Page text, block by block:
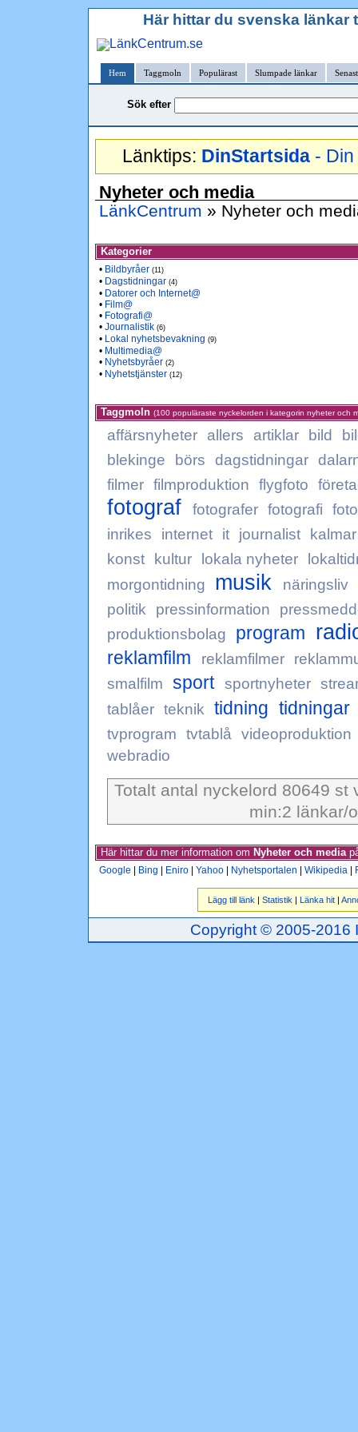
Här hittar du svenska länkar
Hem Taggmoln Populärast Slumpade länkar
Sök efter
Länktips: DinStartsida -
Nyheter och media
LänkCentrum » Nyheter och
Kategorier
• Bildbyråer (11)
• Dagstidningar (4)
• Datorer och Internet@
• Film@
• Fotografi@
• Journalistik (6)
• Lokal nyhetsbevakning (9)
• Multimedia@
• Nyhetsbyråer (2)
• Nyhetstjänster (12)
Taggmoln (100 populäraste nyckelorden i kategorin nyheter och
affärsnyheter allers artiklar bild
blekinge
börs dagstidningar
filmer filmproduktion flygfoto
fotograf fotografer fotografi
inrikes
internet it journalist
kalmar
konst
kultur lokala nyheter
morgontidning
musik näringsliv
politik
pressinformation
produktionsbolag
program
reklamfilm reklamfilmer
smalfilm
sport sportnyheter
tablåer teknik tidning tidningar
tvprogram tvtablå
videoproduktion
webradio
Totalt antal nyckelord 80649 st
min:2 länkar/
Här hittar du mer information om Nyheter och media
Google Bing Eniro Yahoo Nyhetsportalen Wikipedia
Lägg till länk | Statistik | Länka hit|
Copyright © 2005-2016